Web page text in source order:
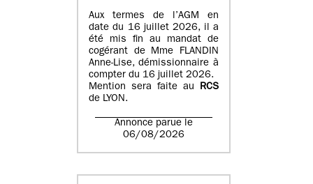
Aux termes de l’AGM en
date du 16 juillet 2026, il a
été mis fin au mandat de
cogérant de Mme FLANDIN
Anne-Lise, démissionnaire à
compter du 16 juillet 2026.
Mention sera faite au RCS
de LYON.
Annonce parue le
06/08/2026